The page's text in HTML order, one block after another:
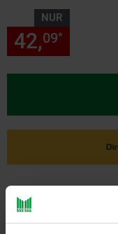
NUR
42,09*